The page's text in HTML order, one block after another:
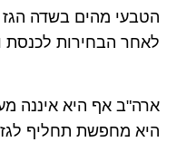
הטבעי מהים בשדה
לאחר הבחירות לכנסת
ארה"ב אף היא איננה
היא מחפשת תחליף